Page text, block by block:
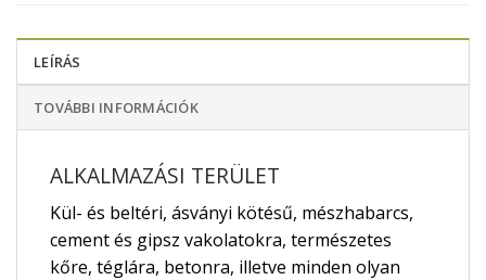
LEÍRÁS
TOVÁBBI INFORMÁCIÓK
ALKALMAZÁSI TERÜLET
Kül- és beltéri, ásványi kötésű, mészhabarcs,
cement és gipsz vakolatokra, természetes
kőre, téglára, betonra, illetve minden olyan